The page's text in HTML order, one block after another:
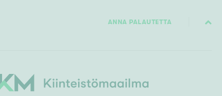
ANNA PALAUTETTA